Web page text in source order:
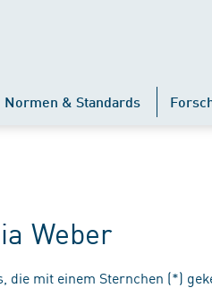
Normen & Standards
Weber
die mit einem Sternchen (*)